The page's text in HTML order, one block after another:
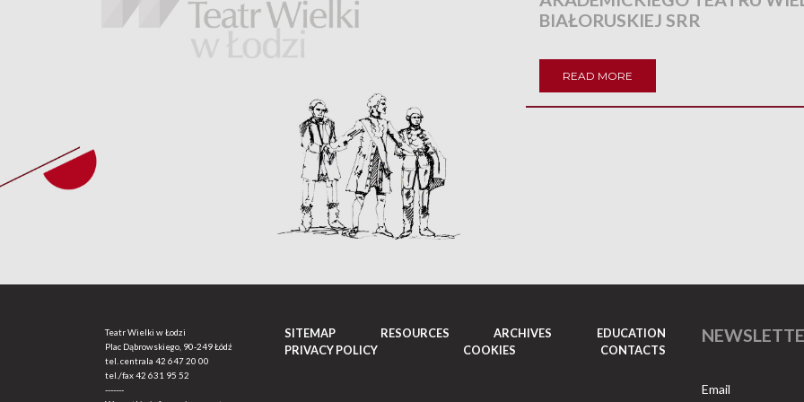
BIAŁORUSKIEJ SRR
READ MORE
Teatr Wielki w Łodzi
Plac Dąbrowskiego, 90-249 Łódź
tel. centrala 42 647 20 00
tel./fax42 631 95 52
-------
SITEMAP RESOURCES ARCHIVES
EDUCATION
PRIVACY POLICY
COOKIES CONTACTS
Email